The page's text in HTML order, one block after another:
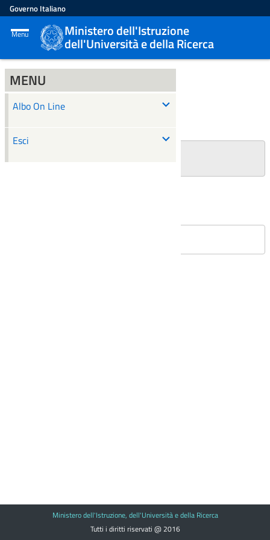
Governo Italiano
Menu Ministero dell'Istruzione
dell'Università e della Ricerca
MENU
Albo On Line
Esci
ALBO ON LINE
Ricerca
Ministero dell'Istruzione, dell'Università e della Ricerca
Tutti i diritti riservati @ 2016